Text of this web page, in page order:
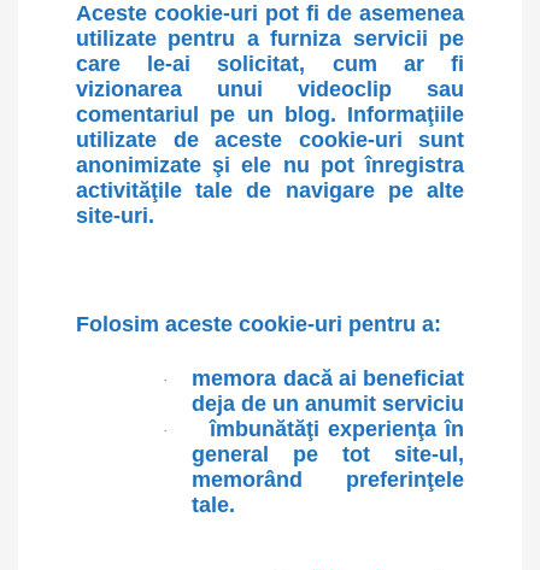
Aceste cookie-uri pot fi de asemenea
utilizate pentru a furniza servicii pe
care le-ai solicitat, cum ar fi
vizionarea unui videoclip sau
comentariul pe un blog. Informaţiile
utilizate de aceste cookie-uri sunt
anonimizate şi ele nu pot înregistra
activităţile tale de navigare pe alte
site-uri.
Folosim aceste cookie-uri pentru a:
·
memora dacă ai beneficiat
deja de un anumit serviciu
·
îmbunătăţi experienţa în
general pe tot site-ul,
memorând preferinţele
tale.